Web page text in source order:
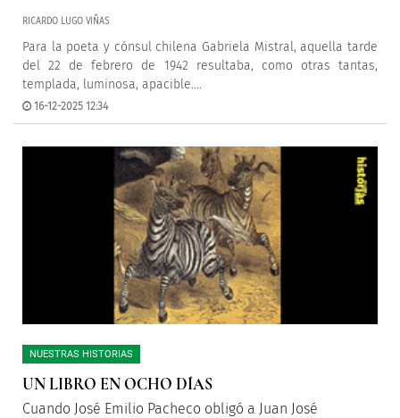
RICARDO LUGO VIÑAS
Para la poeta y cónsul chilena Gabriela Mistral, aquella tarde
del 22 de febrero de 1942 resultaba, como otras tantas,
templada, luminosa, apacible....
16-12-2025 12:34
NUESTRAS HISTORIAS
UN LIBRO EN OCHO DÍAS
Cuando José Emilio Pacheco obligó a Juan José